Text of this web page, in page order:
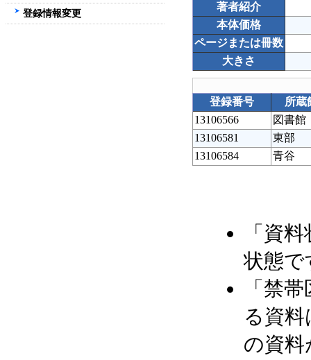
著者紹介
本体価格
ページまたは冊数
大きさ
登録番号
所蔵
13106566
図書館
13106581
東部
13106584
青谷
「資
状態で
「禁
る資
の資料
登録情報変更